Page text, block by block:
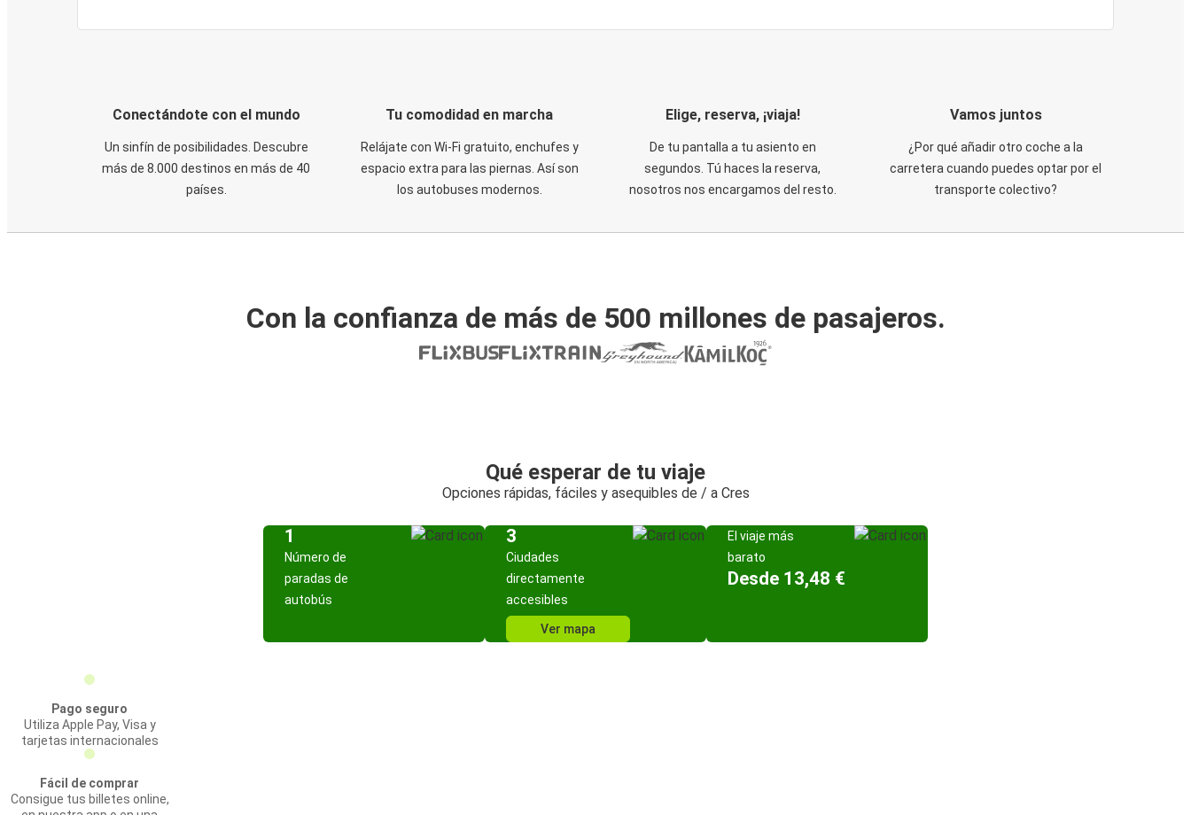
Conectándote con el mundo
Un sinfín de posibilidades. Descubre
más de 8.000 destinos en más de 40
países.
Tu comodidad en marcha
Relájate con Wi-Fi gratuito, enchufes y
espacio extra para las piernas. Así son
los autobuses modernos.
Elige, reserva, ¡viaja!
De tu pantalla a tu asiento en
segundos. Tú haces la reserva,
nosotros nos encargamos del resto.
Vamos juntos
¿Por qué añadir otro coche a la
carretera cuando puedes optar por el
transporte colectivo?
Con la confianza de más de 500 millones de pasajeros.
Qué esperar de tu viaje
Opciones rápidas, fáciles y asequibles de / a Cres
1
Número de
paradas de
autobús
3
Ciudades
directamente
accesibles
Ver mapa
El viaje más
barato
Desde 13,48 €
Pago seguro
Utiliza Apple Pay, Visa y
tarjetas internacionales
Fácil de comprar
Consigue tus billetes online,